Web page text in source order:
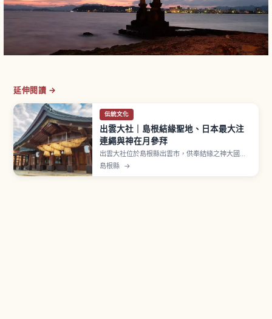
延伸閱讀 →
伝統文化
出雲大社｜島根結緣聖地、日本最大注
連繩與神在月參拜
出雲大社位於島根縣出雲市，供奉結緣之神大國主
大神，是日本最古老等級的神社之一。神樂殿日本
最大級的大注連繩約13.6公尺、5.2噸，國寶本殿、
島根縣 →